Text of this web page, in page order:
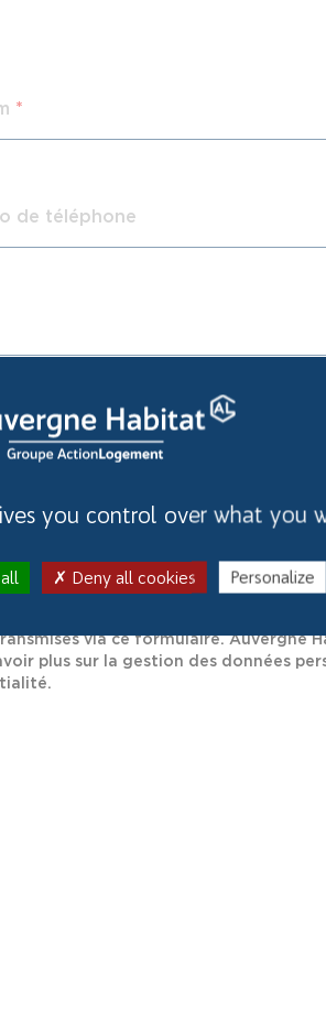
*
de téléphone
via ce formulaire. Auvergne
plus sur la gestion des données
you control over what you
Deny all cookies Personalize